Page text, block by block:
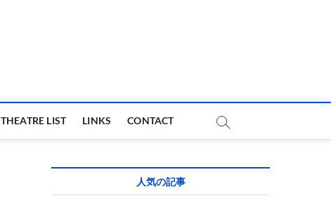
THEATRE LIST LINKS CONTACT
人気の記事